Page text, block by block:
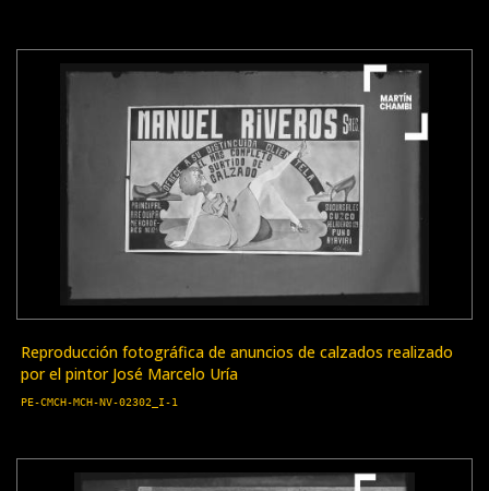
Reproducción fotográfica de anuncios de calzados realizado
por el pintor José Marcelo Uría
PE-CMCH-MCH-NV-02302_I-1